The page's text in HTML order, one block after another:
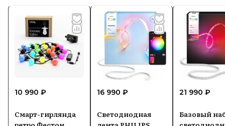
10 990 ₽
Смарт-гирлянда
16 990 ₽
Светодиодная
21 990 ₽
Базовый